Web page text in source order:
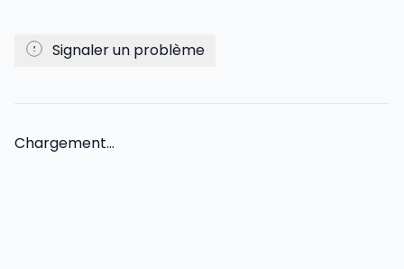
Signaler un problème
Chargement...